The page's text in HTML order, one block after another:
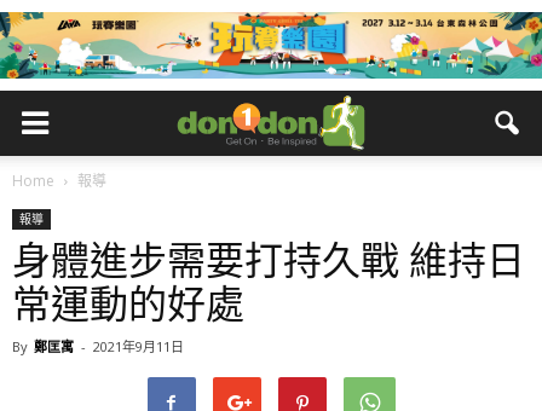
Home 報導
報導
身體進步需要打持久戰 維持日
常運動的好處
By 鄭匡寓 - 2021年9月11日